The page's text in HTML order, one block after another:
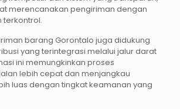
merencanakan pengiriman dengan
terkontrol.
barang Gorontalo juga didukung
yang terintegrasi melalui jalur darat
ini memungkinkan proses
lebih cepat dan menjangkau
luas dengan tingkat keamanan yang